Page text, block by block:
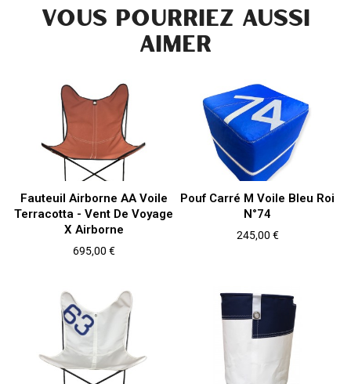
VOUS POURRIEZ AUSSI
AIMER
Fauteuil Airborne AA Voile
Terracotta - Vent De Voyage
X Airborne
Prix
695,00 €
Pouf Carré M Voile Bleu Roi
N°74
Prix
245,00 €